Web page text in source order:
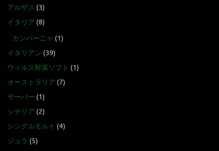
アルザス (3)
イタリア (8)
カンパーニャ (1)
イタリアン (39)
ウィルス対策ソフト (1)
オーストラリア (7)
サーバー (1)
シチリア (2)
シングルモルト (4)
ジュラ (5)